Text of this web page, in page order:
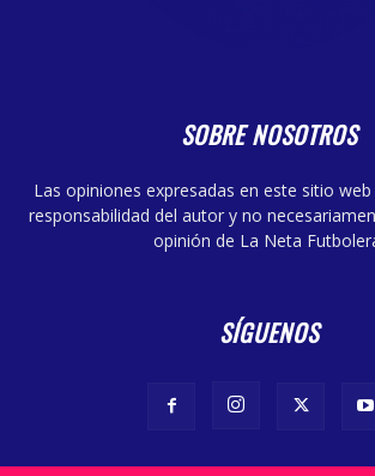
SOBRE NOSOTROS
Las opiniones expresadas en este sitio
responsabilidad del autor y no
opinión de La Neta
SÍGUENOS